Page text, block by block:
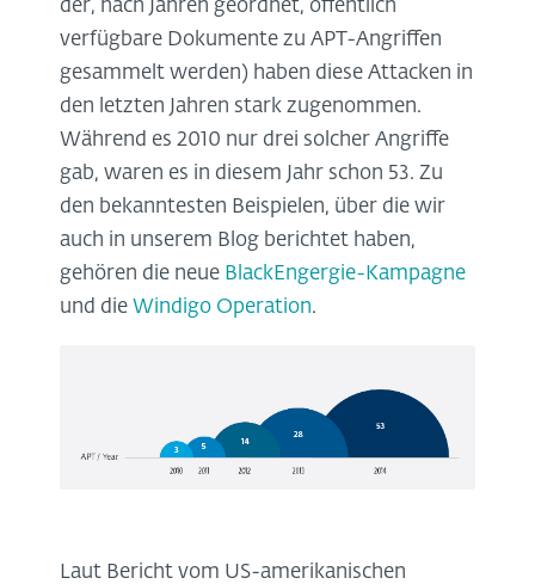
der, nach Jahren geordnet, öffentlich
verfügbare Dokumente zu APT-Angriffen
gesammelt werden) haben diese Attacken in
den letzten Jahren stark zugenommen.
Während es 2010 nur drei solcher Angriffe
gab, waren es in diesem Jahr schon 53. Zu
den bekanntesten Beispielen, über die wir
auch in unserem Blog berichtet haben,
gehören die neue BlackEngergie-Kampagne
und die Windigo Operation.
Laut Bericht vom US-amerikanischen